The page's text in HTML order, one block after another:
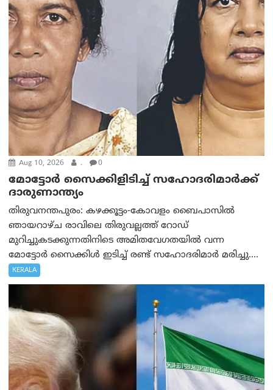
Aug 10, 2026 . 0
മോട്ടോര്‍ സൈക്കിളിടിച്ച് സഹോദരിമാര്‍ക്ക്
ദാരുണാന്ത്യം
തിരുവനന്തപുരം: കഴക്കൂട്ടം-കോവളം ബൈപാസിൽ
ഞായറാഴ്ച രാവിലെ തിരുവല്ലത്ത് റോഡ്
മുറിച്ചുകടക്കുന്നതിനിടെ അമിതവേഗതയിൽ വന്ന
മോട്ടോർ സൈക്കിൾ ഇടിച്ച് രണ്ട് സഹോദരിമാർ മരിച്ചു....
KERALA